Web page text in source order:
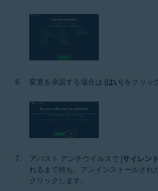
変更を承認する場合は [はい] をクリッ
アバスト アンチウイルスで [サイレン
れるまで待ち、アンインストールされ
クリックします。